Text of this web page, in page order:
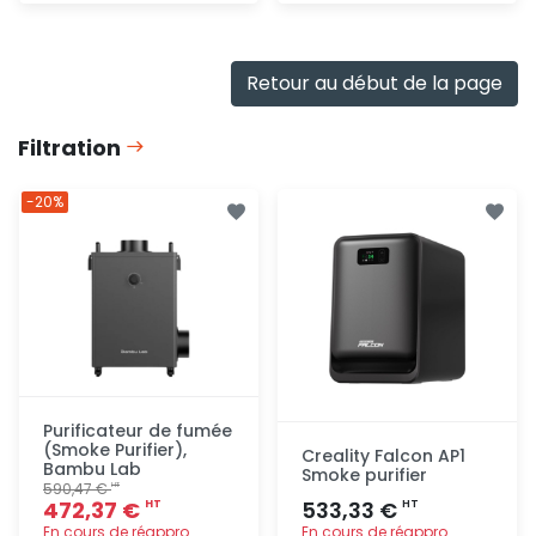
Retour au début de la page
Filtration
Purificateur de fumée
(Smoke Purifier),
Bambu Lab
590,47 €HT
472,37 € HT
En cours de réappro.
-20%
Creality Falcon AP1
Smoke purifier
533,33 € HT
En cours de réappro.